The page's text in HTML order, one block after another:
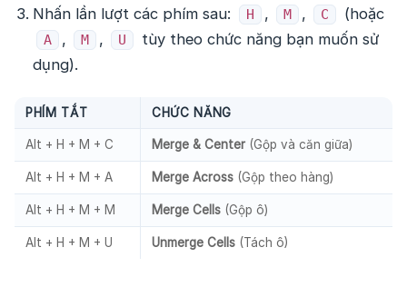
Nhấn lần lượt các phím sau:
H , M , C (hoặc
A , M , U
tùy theo chức năng bạn muốn sử
dụng).
PHÍM TẮT CHỨC NĂNG
Alt + H + M + C Merge & Center (Gộp và căn giữa)
Alt + H + M + A Merge Across (Gộp theo hàng)
Alt + H + M + M Merge Cells (Gộp ô)
Alt + H + M + U Unmerge Cells (Tách ô)